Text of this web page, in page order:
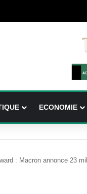
ECONOMIE
: Macron annonce 23